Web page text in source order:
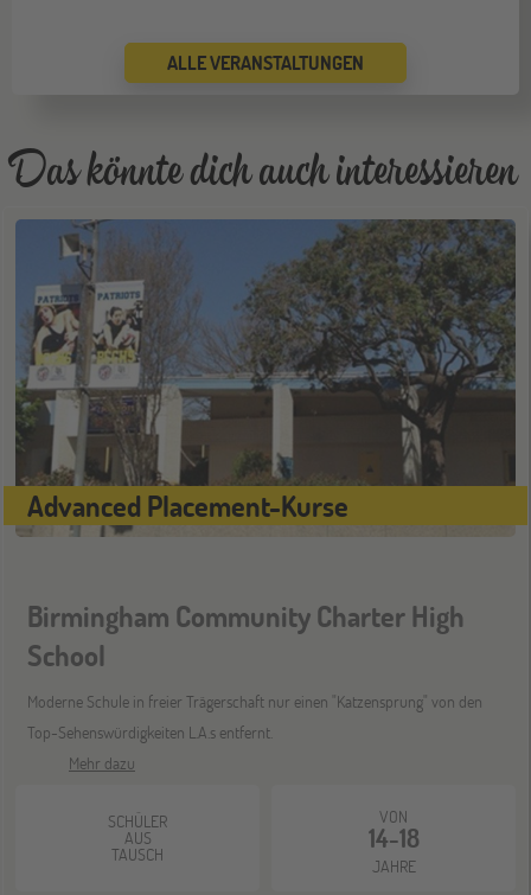
28
OKT Schüleraustausch-Infoabend (Ozeanien)
11
NOV
ONLINE
Schüleraustausch-Infoabend (Europa)
25
NOV
ONLINE
Schüleraustausch-Infoabend (Ozeanien &
08
DEZ
ONLINE
21 ONLINE
Nordamerika)
ALLE VERANSTALTUNGEN
Das könnte dich auch interessieren
Advanced Placement-Kurse
Birmingham Community Charter High
School
Moderne Schule in freier Trägerschaft nur einen "Katzensprung" von den
Top-Sehenswürdigkeiten L.A.s entfernt.
Mehr dazu
SCHÜLER
AUS
TAUSCH
VON
14-18
JAHRE